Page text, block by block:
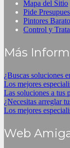
Mapa del Sitio
Pide
Pintores
Control y
Más
¿Buscas soluciones
Los mejores
Las soluciones a tus
¿Necesitas arreglar
Los mejores
Web